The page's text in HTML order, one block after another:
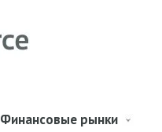
Финансовые рынки